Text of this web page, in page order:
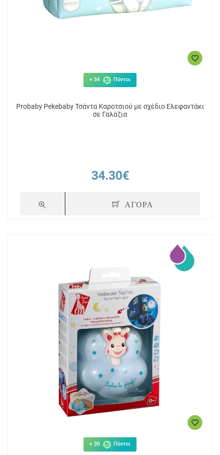
+ 34 Πόντοι
Probaby Pekebaby Τσάντα Καροτσιού με σχέδιο Ελεφαντάκι
σε Γαλάζια
34.30€
ΑΓΟΡΑ
+ 30 Πόντοι